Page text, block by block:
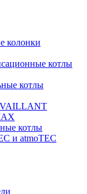
колонки
котлы
котлы
VAILLANT
котлы
и atmoTEC